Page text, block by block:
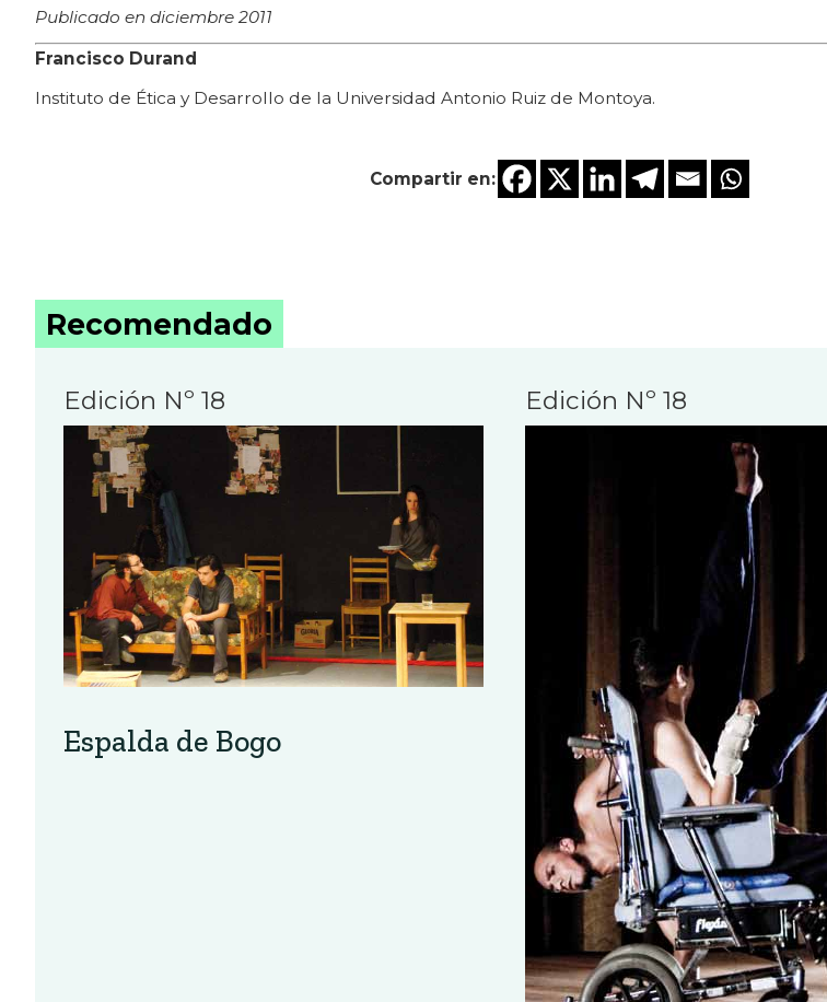
Publicado en diciembre 2011
Francisco Durand
Instituto de Ética y Desarrollo de la Universidad Antonio Ruiz de Montoya.
Compartir en:
Recomendado
Edición Nº 18
Espalda de Bogo
Edición Nº 18